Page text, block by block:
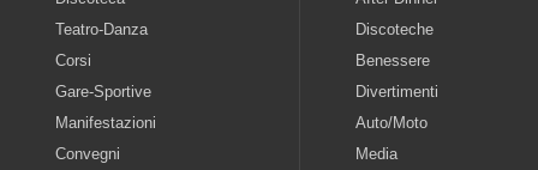
Teatro-Danza
Corsi
Gare-Sportive
Manifestazioni
Convegni
Discoteche
Benessere
Divertimenti
Auto/Moto
Media